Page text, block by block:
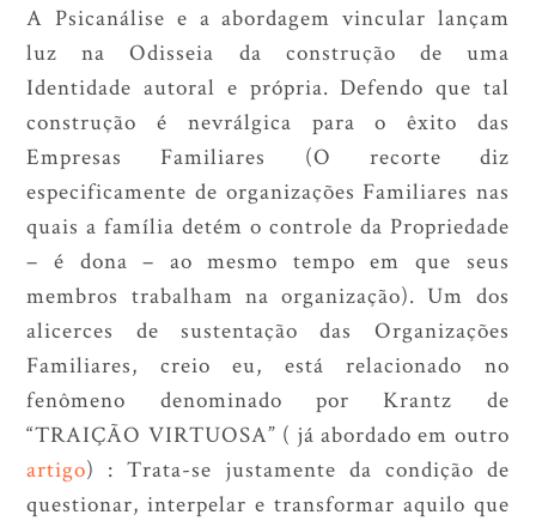
A Psicanálise e a abordagem vincular lançam
luz na Odisseia da construção de uma
Identidade autoral e própria. Defendo que tal
construção é nevrálgica para o êxito das
Empresas Familiares (O recorte diz
especificamente de organizações Familiares nas
quais a família detém o controle da Propriedade
– é dona – ao mesmo tempo em que seus
membros trabalham na organização). Um dos
alicerces de sustentação das Organizações
Familiares, creio eu, está relacionado no
fenômeno denominado por Krantz de
“TRAIÇÃO VIRTUOSA” ( já abordado em outro
artigo) : Trata-se justamente da condição de
questionar, interpelar e transformar aquilo que